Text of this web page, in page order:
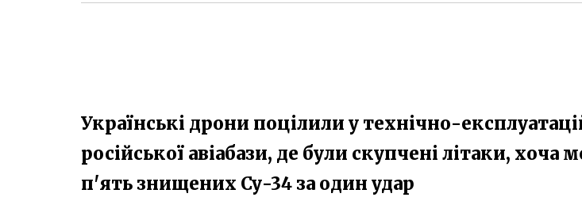
Українські дрони поцілили у технічно-
російської авіабази, де були скупчені літаки, хоча
п'ять знищених Су-34 за один удар